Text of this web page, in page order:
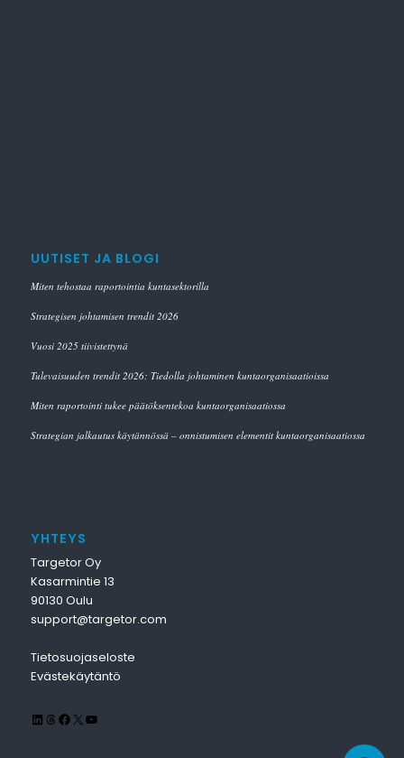
UUTISET JA BLOGI
Miten tehostaa raportointia kuntasektorilla
Strategisen johtamisen trendit 2026
Vuosi 2025 tiivistettynä
Tulevaisuuden trendit 2026: Tiedolla johtaminen kuntaorganisaatioissa
Miten raportointi tukee päätöksentekoa kuntaorganisaatiossa
Strategian jalkautus käytännössä – onnistumisen elementit kuntaorganisaatiossa
YHTEYS
Targetor Oy
Kasarmintie 13
90130 Oulu
support@targetor.com
Tietosuojaseloste
Evästekäytäntö
LinkedIn
Threads
Facebook
X YouTube